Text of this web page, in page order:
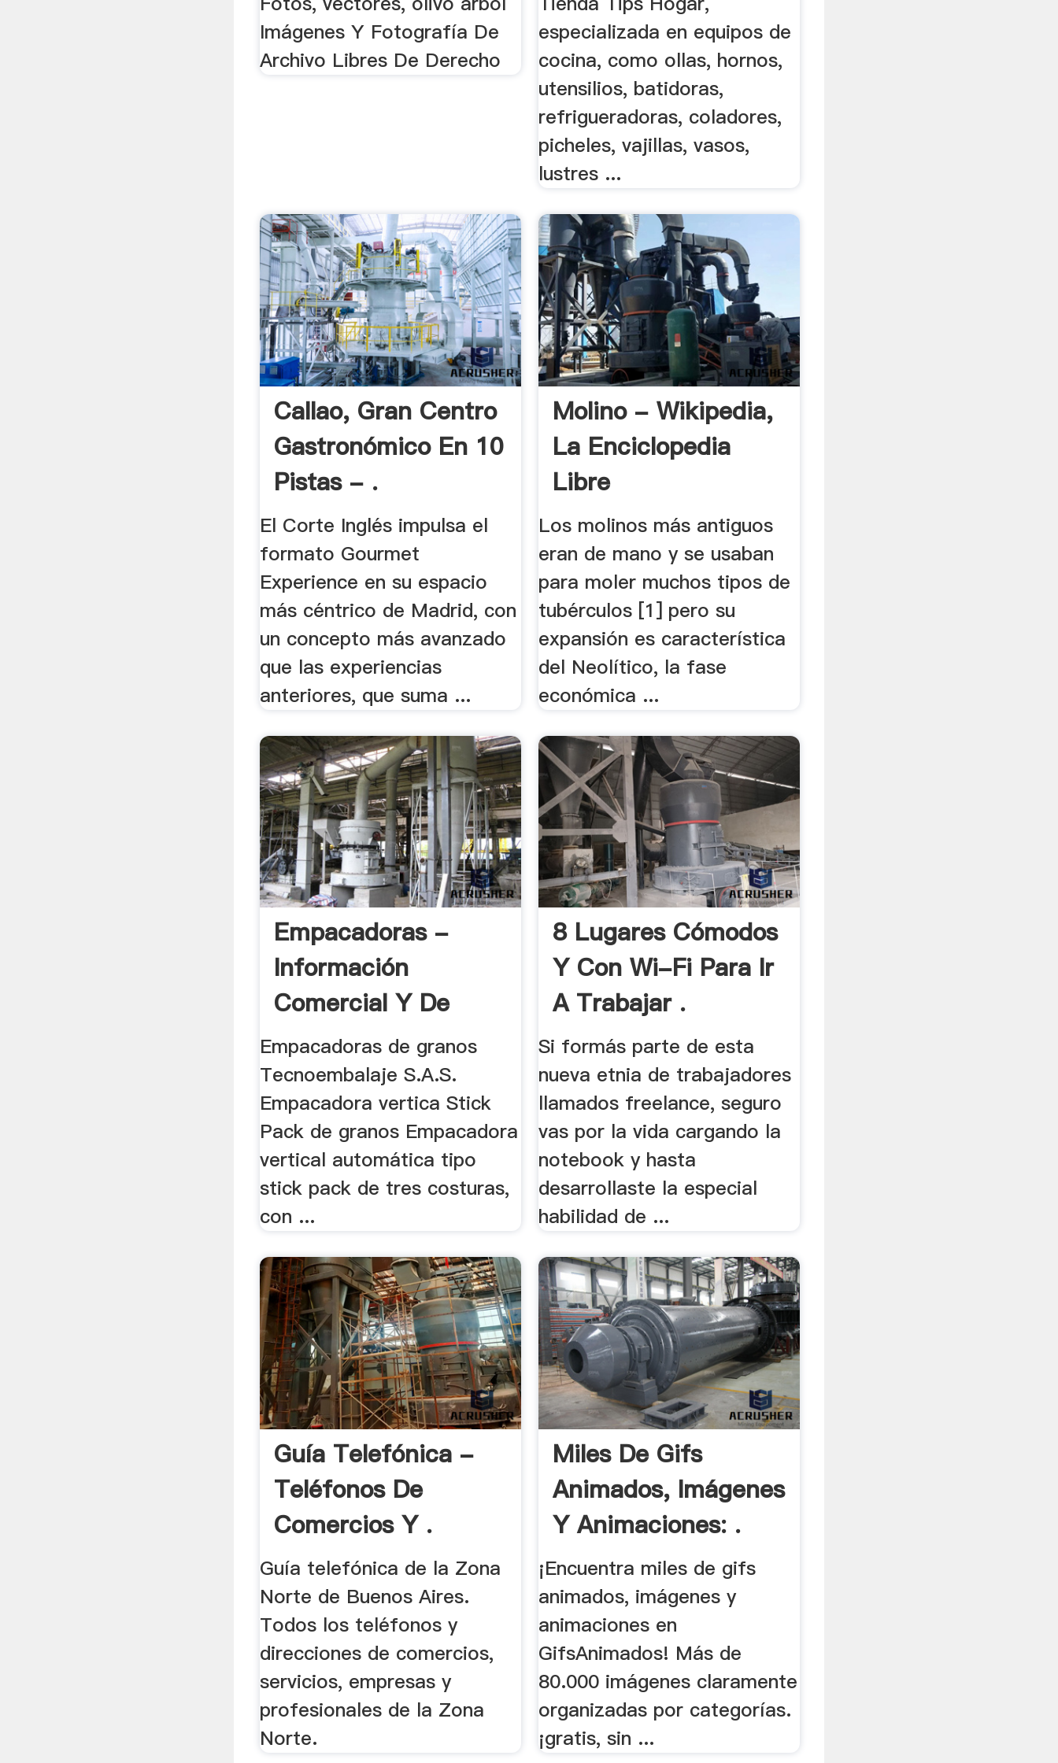
Imágenes Y Fotografía De
Archivo Libres De Derecho
especializada en equipos de
cocina, como ollas, hornos,
utensilios, batidoras,
refrigueradoras, coladores,
picheles, vajillas, vasos,
lustres ...
Callao, Gran Centro
Gastronómico En 10
Pistas - .
El Corte Inglés impulsa el
formato Gourmet
Experience en su espacio
más céntrico de Madrid, con
un concepto más avanzado
que las experiencias
anteriores, que suma ...
Molino - Wikipedia,
La Enciclopedia
Libre
Los molinos más antiguos
eran de mano y se usaban
para moler muchos tipos de
tubérculos [1] pero su
expansión es característica
del Neolítico, la fase
económica ...
Empacadoras -
Información
Comercial Y De
Negocios
Empacadoras de granos
Tecnoembalaje S.A.S.
Empacadora vertica Stick
Pack de granos Empacadora
vertical automática tipo
stick pack de tres costuras,
con ...
8 Lugares Cómodos
Y Con Wi-Fi Para Ir
A Trabajar .
Si formás parte de esta
nueva etnia de trabajadores
llamados freelance, seguro
vas por la vida cargando la
notebook y hasta
desarrollaste la especial
habilidad de ...
Guía Telefónica -
Teléfonos De
Comercios Y .
Guía telefónica de la Zona
Norte de Buenos Aires.
Todos los teléfonos y
direcciones de comercios,
servicios, empresas y
profesionales de la Zona
Norte.
Miles De Gifs
Animados, Imágenes
Y Animaciones: .
¡Encuentra miles de gifs
animados, imágenes y
animaciones en
GifsAnimados! Más de
80.000 imágenes claramente
organizadas por categorías.
¡gratis, sin ...